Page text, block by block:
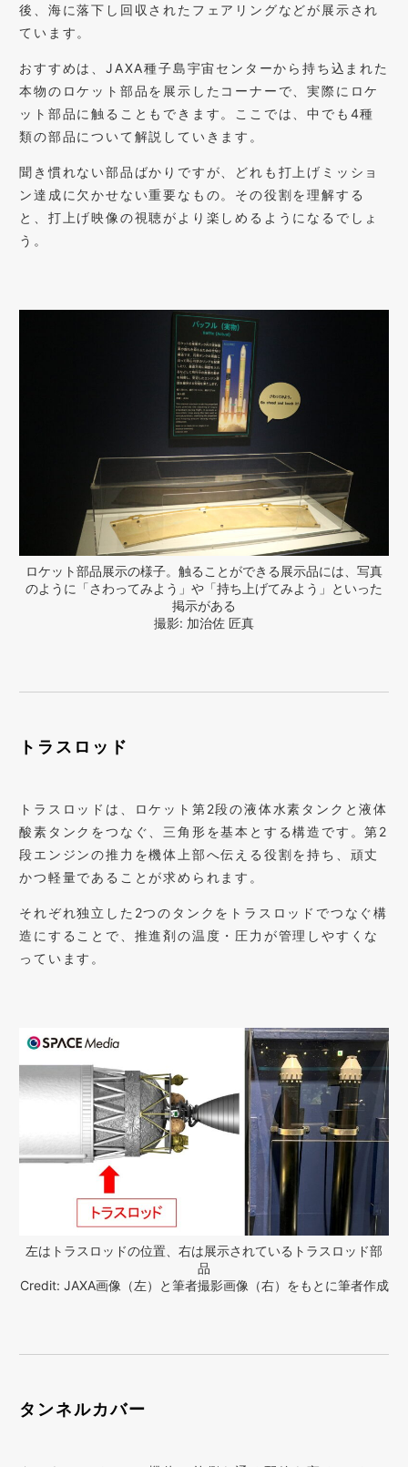
後、海に落下し回収されたフェアリングなどが展示され
ています。
おすすめは、JAXA種子島宇宙センターから持ち込まれた
本物のロケット部品を展示したコーナーで、実際にロケ
ット部品に触ることもできます。ここでは、中でも4種
類の部品について解説していきます。
聞き慣れない部品ばかりですが、どれも打上げミッショ
ン達成に欠かせない重要なもの。その役割を理解する
と、打上げ映像の視聴がより楽しめるようになるでしょ
う。
ロケット部品展示の様子。触ることができる展示品には、写真
のように「さわってみよう」や「持ち上げてみよう」といった
掲示がある
撮影: 加治佐 匠真
トラスロッド
トラスロッドは、ロケット第2段の液体水素タンクと液体
酸素タンクをつなぐ、三角形を基本とする構造です。第2
段エンジンの推力を機体上部へ伝える役割を持ち、頑丈
かつ軽量であることが求められます。
それぞれ独立した2つのタンクをトラスロッドでつなぐ構
造にすることで、推進剤の温度・圧力が管理しやすくな
っています。
左はトラスロッドの位置、右は展示されているトラスロッド部
品
Credit: JAXA画像（左）と筆者撮影画像（右）をもとに筆者作成
タンネルカバー